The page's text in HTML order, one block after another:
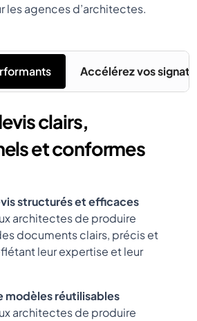
les agences d’architectes.
Accélérez vos
clairs,
et conformes
structurés et efficaces
architectes de produire
documents clairs, précis et
leur expertise et leur
modèles réutilisables
architectes de produire